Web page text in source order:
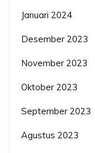
Januari 2024
Desember 2023
November 2023
Oktober 2023
September 2023
Agustus 2023